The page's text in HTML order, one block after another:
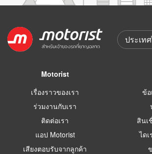
Motorist
เรื่องราวของเรา
ร่วมงานกับเรา
ติดต่อเรา
แอป Motorist
เสียงตอบรับจากลูกค้า
ข้
สินเ
ได